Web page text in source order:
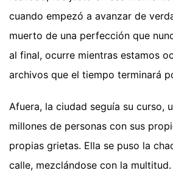
cuando empezó a avanzar de
muerto de una perfección que
al final, ocurre mientras estamos
archivos que el tiempo terminará
Afuera, la ciudad seguía su curso,
millones de personas con sus
propias grietas. Ella se puso la
calle, mezclándose con la